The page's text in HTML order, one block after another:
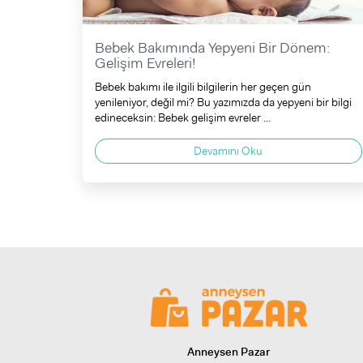
Bebek Bakımında Yepyeni Bir Dönem:
Gelişim Evreleri!
Bebek bakımı ile ilgili bilgilerin her geçen gün
yenileniyor, değil mi? Bu yazımızda da yepyeni bir bilgi
edineceksin: Bebek gelişim evreler ...
Devamını Oku
Anneysen Pazar